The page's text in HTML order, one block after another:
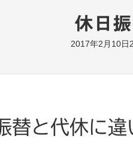
休日
2017年2月10日
替と代休に違